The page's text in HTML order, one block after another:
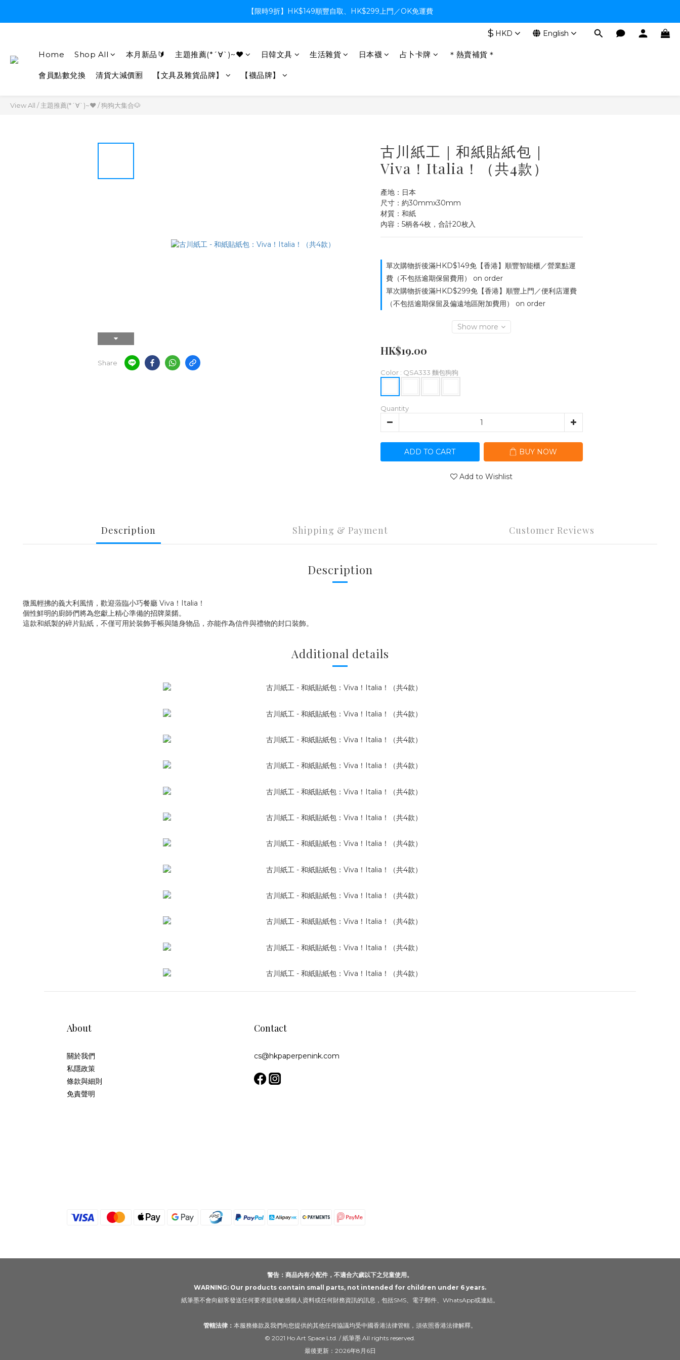
【限時9折】HK$149順豐自取、HK$299上門／OK免運費
【限時9折】HK$149順豐自取、HK$299上門／OK免運費
【限時9折】HK$149順豐自取、HK$299上門／OK免運費
$ HKD English
Home Shop All 本月新品🔰 主題推薦(*´∀`)~♥ 日韓文具 生活雜貨 日本襪 占卜卡牌 ＊熱賣補貨＊
會員點數兌換 清貨大減價🈹 【文具及雜貨品牌】 【襪品牌】
View All /主題推薦(*´∀`)~♥ /狗狗大集合🐶
Share
古川紙工｜和紙貼紙包｜
Viva！Italia！（共4款）
產地：日本
尺寸：約30mmx30mm
材質：和紙
內容：5柄各4枚，合計20枚入
單次購物折後滿HKD$149免【香港】順豐智能櫃／營業點運
費（不包括逾期保留費用） on order
單次購物折後滿HKD$299免【香港】順豐上門／便利店運費
（不包括逾期保留及偏遠地區附加費用） on order
Show more
HK$19.00
Color : QSA333 麵包狗狗
Quantity
ADD TO CART BUY NOW
Add to Wishlist
Description Shipping & Payment Customer Reviews
Description
微風輕拂的義大利風情，歡迎蒞臨小巧餐廳 Viva！Italia！
個性鮮明的廚師們將為您獻上精心準備的招牌菜餚。
這款和紙製的碎片貼紙，不僅可用於裝飾手帳與隨身物品，亦能作為信件與禮物的封口裝飾。
Additional details
About
關於我們
私隱政策
條款與細則
免責聲明
Contact
cs@hkpaperpenink.com
警告：商品內有小配件，不適合六歲以下之兒童使用。
WARNING: Our products contain small parts, not intended for children under 6 years.
紙筆墨不會向顧客發送任何要求提供敏感個人資料或任何財務資訊的訊息，包括SMS、電子郵件、WhatsApp或連結。
管轄法律： 本服務條款及我們向您提供的其他任何協議均受中國香港法律管轄，須依照香港法律解釋。
© 2021 Ho Art Space Ltd. / 紙筆墨 All rights reserved.
最後更新：2026年8月6日